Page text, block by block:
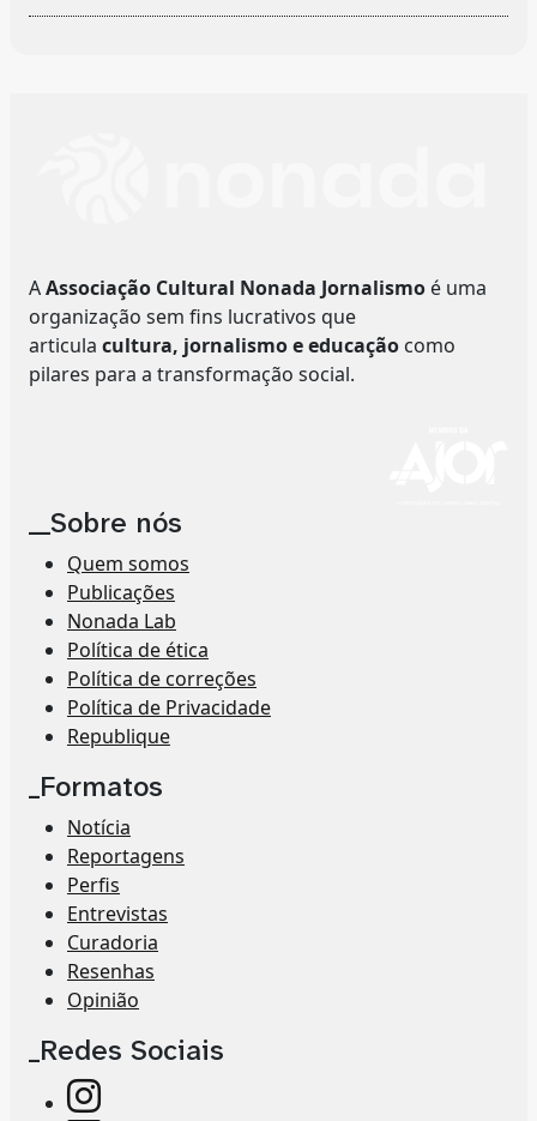
AAssociação Cultural Nonada Jornalismo é uma
organização sem fins lucrativos que
articula cultura, jornalismo e educação como
pilares para a transformação social.
__Sobre nós
Quem somos
Publicações
Nonada Lab
Política de ética
Política de correções
Política de Privacidade
Republique
_Formatos
Notícia
Reportagens
Perfis
Entrevistas
Curadoria
Resenhas
Opinião
_Redes Sociais